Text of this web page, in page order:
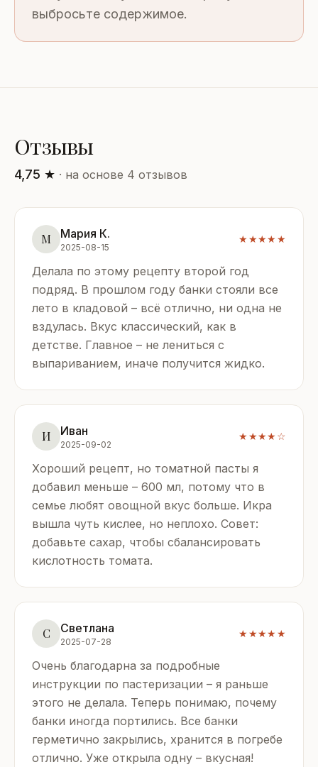
выбросьте содержимое.
Отзывы
4,75 ★ · на основе 4 отзывов
М Мария К.
2025-08-15
★★★★★
Делала по этому рецепту второй год
подряд. В прошлом году банки стояли все
лето в кладовой – всё отлично, ни одна не
вздулась. Вкус классический, как в
детстве. Главное – не лениться с
выпариванием, иначе получится жидко.
И Иван
2025-09-02
★★★★☆
Хороший рецепт, но томатной пасты я
добавил меньше – 600 мл, потому что в
семье любят овощной вкус больше. Икра
вышла чуть кислее, но неплохо. Совет:
добавьте сахар, чтобы сбалансировать
кислотность томата.
С Светлана
2025-07-28
★★★★★
Очень благодарна за подробные
инструкции по пастеризации – я раньше
этого не делала. Теперь понимаю, почему
банки иногда портились. Все банки
герметично закрылись, хранится в погребе
отлично. Уже открыла одну – вкусная!